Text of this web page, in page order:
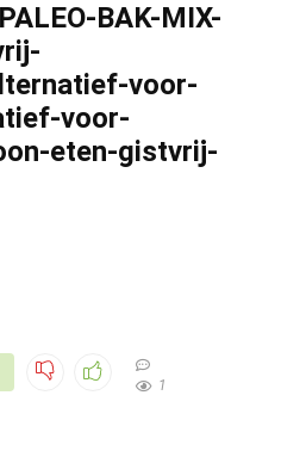
BAK-MIX-
voor-
voor-
eten-gistvrij-
1